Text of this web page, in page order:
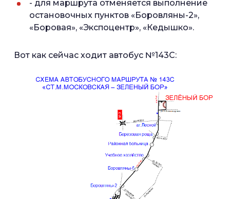
- для маршрута отменяется выполнение
остановочных пунктов «Боровляны-2»,
«Боровая», «Экспоцентр», «Кедышко».
Вот как сейчас ходит автобус №143С: